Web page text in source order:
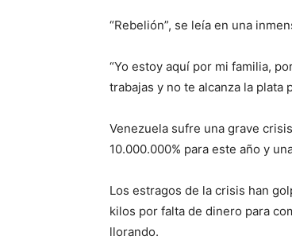
“Rebelión”, se leía en una
“Yo estoy aquí por mi familia,
trabajas y no te alcanza la plata
Venezuela sufre una grave
10.000.000% para este año y
Los estragos de la crisis han
kilos por falta de dinero para
llorando.